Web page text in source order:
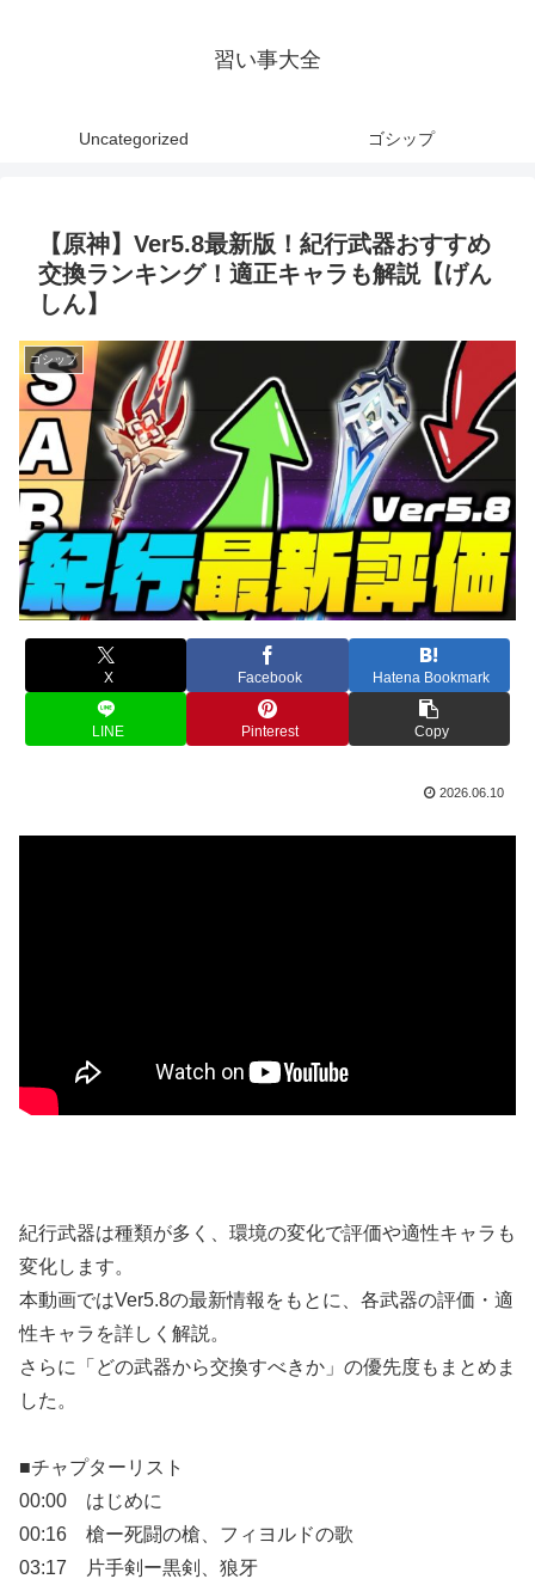
習い事大全
Uncategorized ゴシップ
【原神】Ver5.8最新版！紀行武器おすすめ
交換ランキング！適正キャラも解説【げん
しん】
ゴシップ
X Facebook Hatena Bookmark
LINE Pinterest Copy
2026.06.10
紀行武器は種類が多く、環境の変化で評価や適性キャラも
変化します。
本動画ではVer5.8の最新情報をもとに、各武器の評価・適
性キャラを詳しく解説。
さらに「どの武器から交換すべきか」の優先度もまとめま
した。
■チャプターリスト
00:00 はじめに
00:16 槍ー死闘の槍、フィヨルドの歌
03:17 片手剣ー黒剣、狼牙